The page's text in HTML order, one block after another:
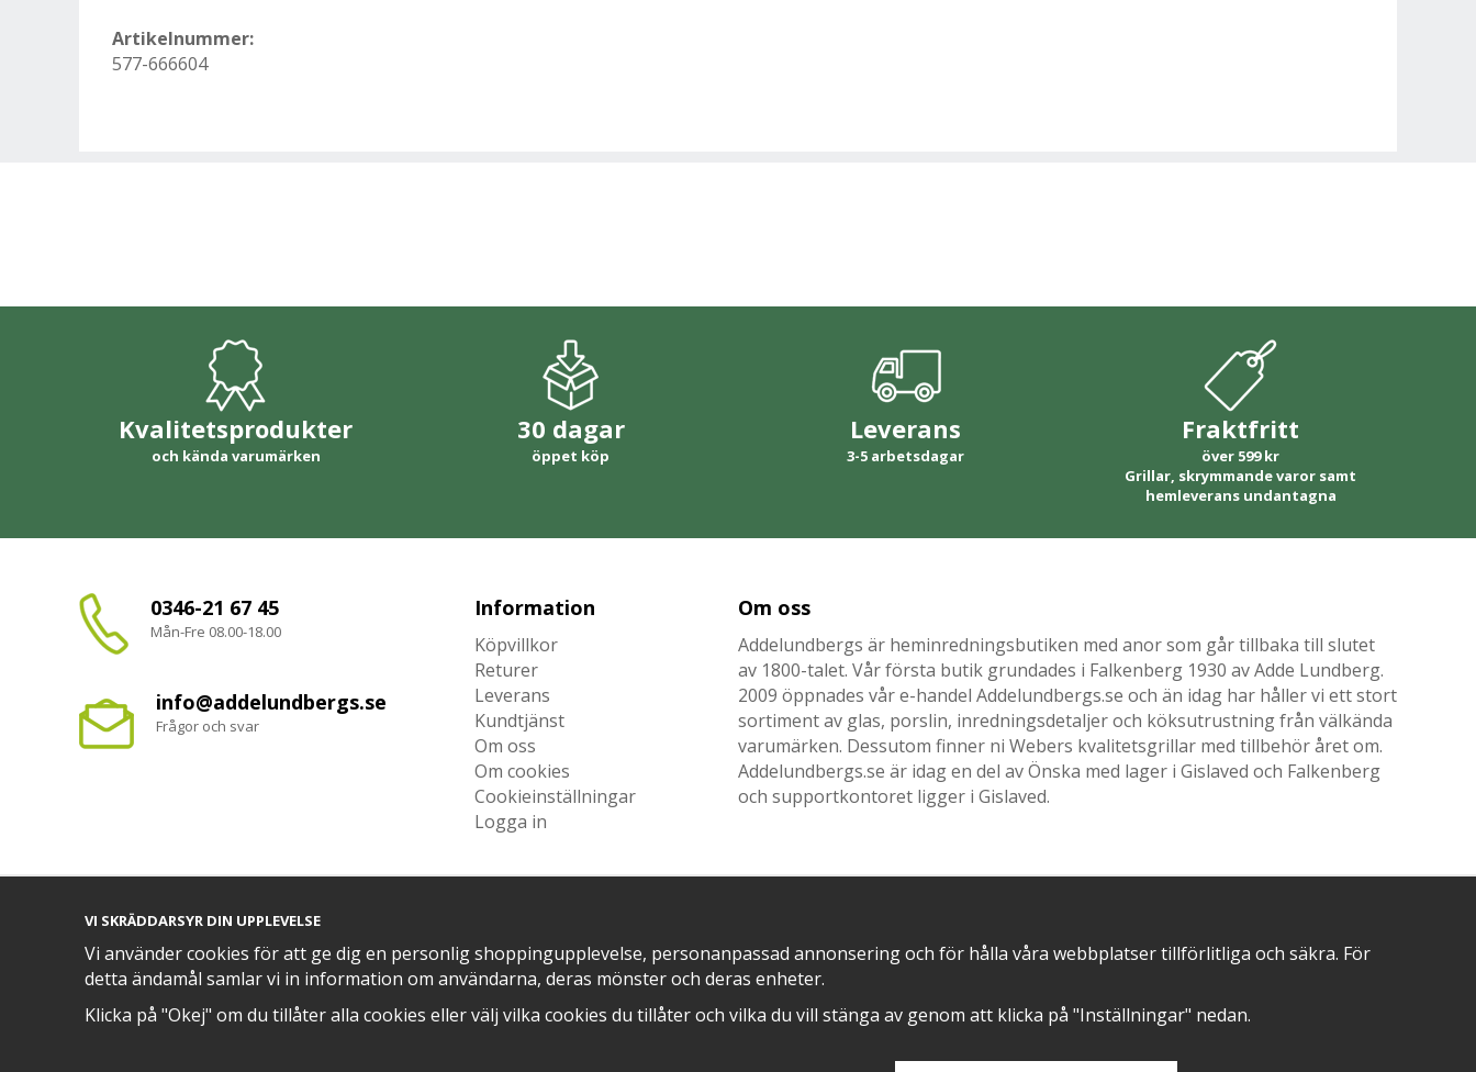
Artikelnummer:
577-666604
Kvalitetsprodukter
och kända varumärken
30 dagar
öppet köp
Leverans
3-5 arbetsdagar
Fraktfritt
över 599 kr
Grillar, skrymmande varor samt
hemleverans undantagna
0346-21 67 45
Mån-Fre 08.00-18.00
info@addelundbergs.se
Frågor och svar
Information
Köpvillkor
Returer
Leverans
Kundtjänst
Om oss
Om cookies
Cookieinställningar
Logga in
Om oss
Addelundbergs är heminredningsbutiken med anor som går tillbaka till slutet
av 1800-talet. Vår första butik grundades i Falkenberg 1930 av Adde Lundberg.
2009 öppnades vår e-handel Addelundbergs.se och än idag har håller vi ett stort
sortiment av glas, porslin, inredningsdetaljer och köksutrustning från välkända
varumärken. Dessutom finner ni Webers kvalitetsgrillar med tillbehör året om.
Addelundbergs.se är idag en del av Önska med lager i Gislaved och Falkenberg
och supportkontoret ligger i Gislaved.
VI SKRÄDDARSYR DIN UPPLEVELSE
Vi använder cookies för att ge dig en personlig shoppingupplevelse, personanpassad annonsering och för hålla våra webbplatser tillförlitliga och säkra. För
detta ändamål samlar vi in information om användarna, deras mönster och deras enheter.
Klicka på "Okej" om du tillåter alla cookies eller välj vilka cookies du tillåter och vilka du vill stänga av genom att klicka på "Inställningar" nedan.